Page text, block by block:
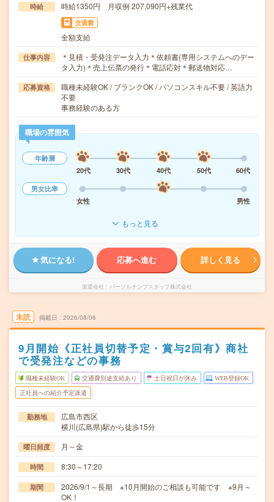
時給 時給1350円 月収例 207,090円+残業代
交通費
全額支給
仕事内容
＊見積・受発注データ入力＊依頼書(専用システムへのデー
タ入力)＊売上伝票の発行＊電話応対＊郵送物対応…
応募資格
職種未経験OK / ブランクOK / パソコンスキル不要 / 英語力
不要
事務経験のある方
職場の雰囲気
年齢層
20代
30代 40代 50代
60代
男女比率
女性
男性
もっと見る
気になる! 応募へ進む 詳しく見る
派遣会社 パーソルテンプスタッフ株式会社
未読 掲載日 2026/08/06
9月開始《正社員切替予定・賞与2回有》商社
で受発注などの事務
職種未経験OK 交通費別途支給あり 土日祝日が休み WEB登録OK
正社員への紹介予定派遣
勤務地
広島市西区
横川(広島県)駅から徒歩15分
曜日頻度 月～金
時間 8:30～17:20
期間
2026/9/1～長期 ※10月開始のご相談も可能です ※9月～
OK！